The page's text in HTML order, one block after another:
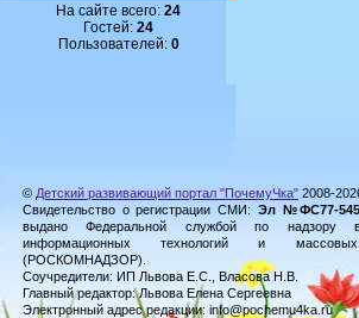
На сайте всего:24
Гостей:24
Пользователей: 0
© Детский развивающий портал "ПочемуЧка" 2008-
Свидетельство о регистрации СМИ: Эл №ФС77-
выдано Федеральной службой по надзору
информационных технологий и
(РОСКОМНАДЗОР).
Соучредители: ИП Львова Е.С., Власова Н.В.
Главный редактор: Львова Елена Сергеевна
Электронный адрес редакции: info@pochemu4ka.ru